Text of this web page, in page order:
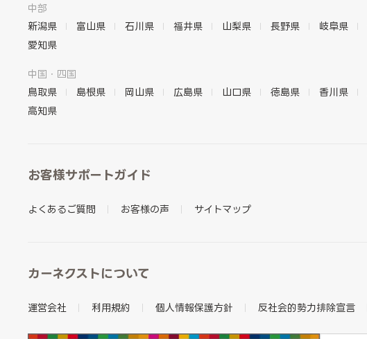
中部
新潟県
富山県 石川県 福井県 山梨県 長野県 岐阜県
愛知県
中国・四国
鳥取県
島根県 岡山県 広島県 山口県 徳島県 香川県
高知県
お客様サポートガイド
よくあるご質問 お客様の声 サイトマップ
カーネクストについて
運営会社 利用規約 個人情報保護方針 反社会的勢力排除宣言